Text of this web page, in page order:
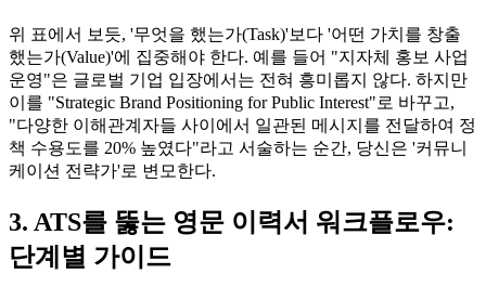
위 표에서 보듯, '무엇을 했는가(Task)'보다 '어떤 가치를 창출
했는가(Value)'에 집중해야 한다. 예를 들어 "지자체 홍보 사업
운영"은 글로벌 기업 입장에서는 전혀 흥미롭지 않다. 하지만
이를 "Strategic Brand Positioning for Public Interest"로 바꾸고,
"다양한 이해관계자들 사이에서 일관된 메시지를 전달하여 정
책 수용도를 20% 높였다"라고 서술하는 순간, 당신은 '커뮤니
케이션 전략가'로 변모한다.
3. ATS를 뚫는 영문 이력서 워크플로우:
단계별 가이드